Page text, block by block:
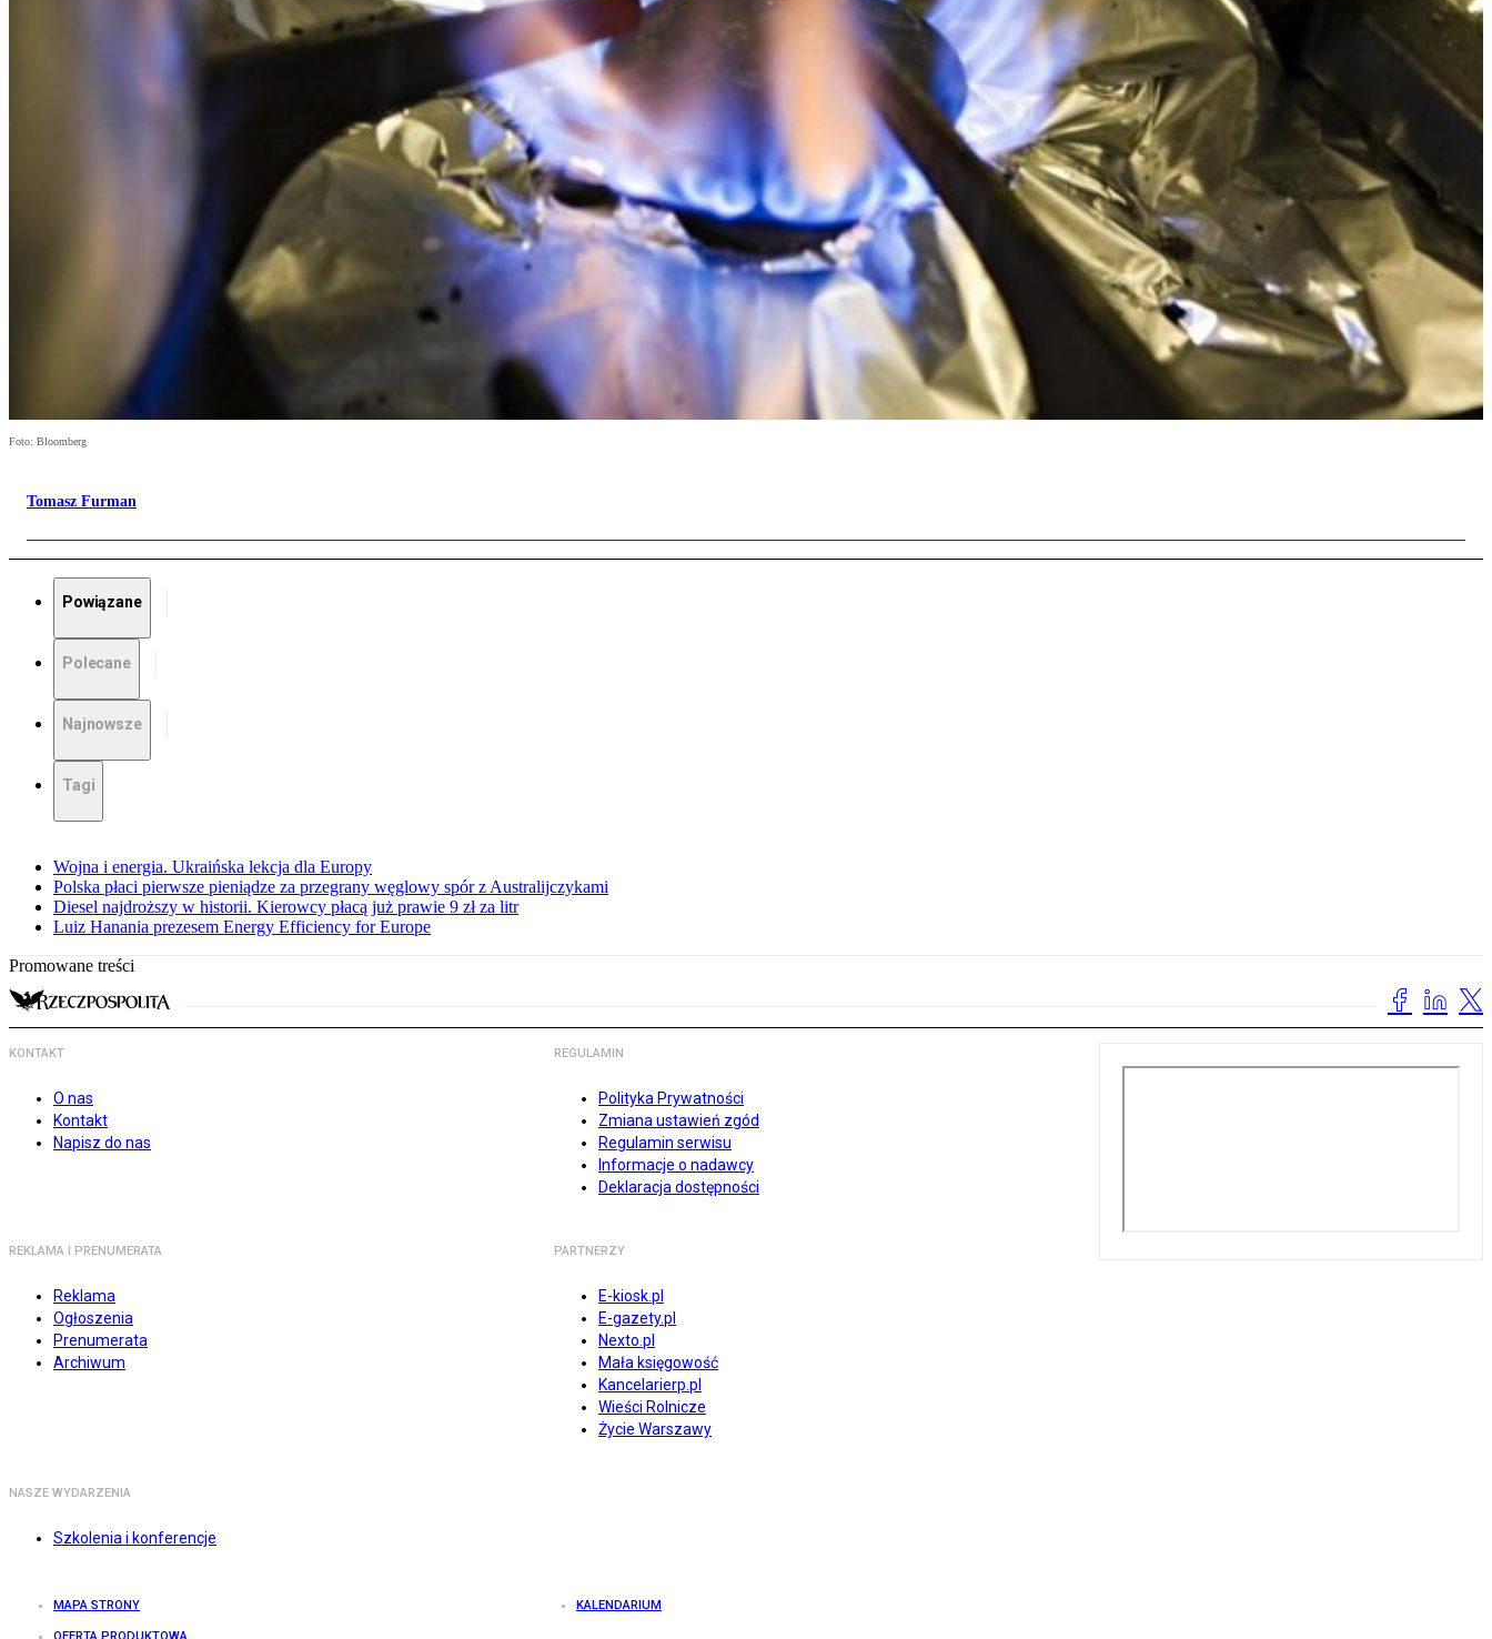
Foto: Bloomberg
Tomasz Furman
Powiązane
Polecane
Najnowsze
Tagi
Wojna i energia. Ukraińska lekcja dla Europy
Polska płaci pierwsze pieniądze za przegrany węglowy spór z Australijczykami
Diesel najdroższy w historii. Kierowcy płacą już prawie 9 zł za litr
Luiz Hanania prezesem Energy Efficiency for Europe
Promowane treści
KONTAKT
O nas
Kontakt
Napisz do nas
REGULAMIN
Polityka Prywatności
Zmiana ustawień zgód
Regulamin serwisu
Informacje o nadawcy
Deklaracja dostępności
REKLAMA I PRENUMERATA
Reklama
Ogłoszenia
Prenumerata
Archiwum
PARTNERZY
E-kiosk.pl
E-gazety.pl
Nexto.pl
Mała księgowość
Kancelarierp.pl
Wieści Rolnicze
Życie Warszawy
NASZE WYDARZENIA
Szkolenia i konferencje
MAPA STRONY KALENDARIUM